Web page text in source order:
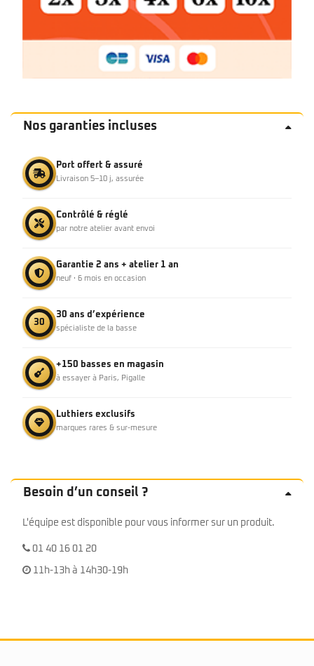
Nos garanties incluses
Port offert & assuré
Livraison 5–10 j, assurée
Contrôlé & réglé
par notre atelier avant envoi
Garantie 2 ans + atelier 1 an
neuf · 6 mois en occasion
30
30 ans d’expérience
spécialiste de la basse
+150 basses en magasin
à essayer à Paris, Pigalle
Luthiers exclusifs
marques rares & sur-mesure
Besoin d’un conseil ?
L'équipe est disponible pour vous informer sur un produit.
01 40 16 01 20
11h-13h à 14h30-19h